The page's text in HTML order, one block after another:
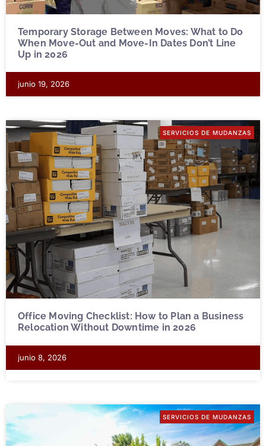
Temporary Storage Between Moves: What to Do
When Move-Out and Move-In Dates Don’t Line
Up in 2026
junio 19, 2026
SERVICIOS DE MUDANZAS
Office Moving Checklist: How to Plan a Business
Relocation Without Downtime in 2026
junio 8, 2026
SERVICIOS DE MUDANZAS